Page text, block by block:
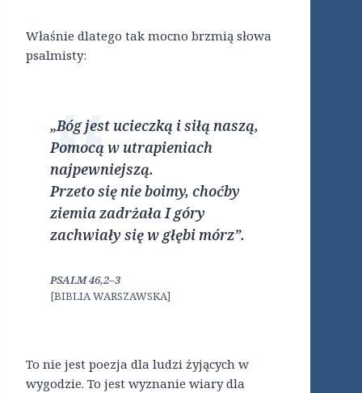
Właśnie dlatego tak mocno brzmią słowa
psalmisty:
„Bóg jest ucieczką i siłą naszą,
Pomocą w utrapieniach
najpewniejszą.
Przeto się nie boimy, choćby
ziemia zadrżała I góry
zachwiały się w głębi mórz”.
PSALM 46,2–3
[BIBLIA WARSZAWSKA]
To nie jest poezja dla ludzi żyjących w
wygodzie. To jest wyznanie wiary dla